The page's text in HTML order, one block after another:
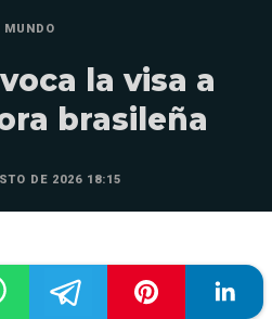
MUNDO
la visa a
brasileña
DE 2026 18:15